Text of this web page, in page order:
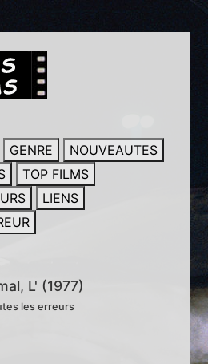
GENRE
NOUVEAUTES
TOP FILMS
LIENS
L' (1977)
les erreurs